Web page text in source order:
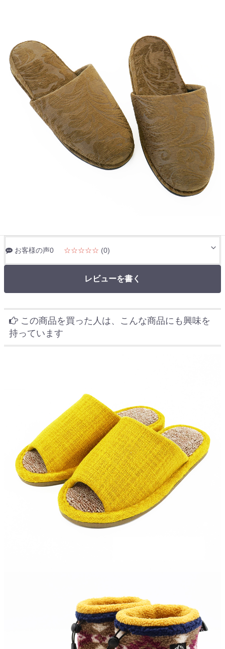
お客様の声0 ☆☆☆☆☆ (0)
レビューを書く
この商品を買った人は、こんな商品にも興味を
持っています